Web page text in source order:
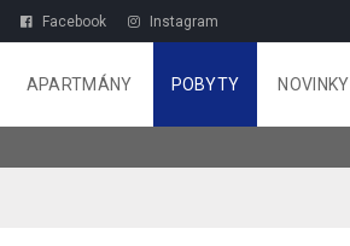
Facebook Instagram
APARTMÁNY POBYTY NOVINKY